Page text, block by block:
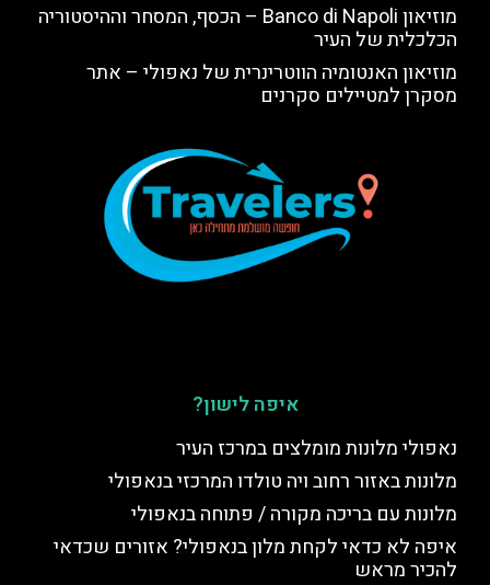
מוזיאון Banco di Napoli – הכסף, המסחר וההיסטוריה
הכלכלית של העיר
מוזיאון האנטומיה הווטרינרית של נאפולי – אתר
מסקרן למטיילים סקרנים
איפה לישון?
נאפולי מלונות מומלצים במרכז העיר
מלונות באזור רחוב ויה טולדו המרכזי בנאפולי
מלונות עם בריכה מקורה / פתוחה בנאפולי
איפה לא כדאי לקחת מלון בנאפולי? אזורים שכדאי
להכיר מראש